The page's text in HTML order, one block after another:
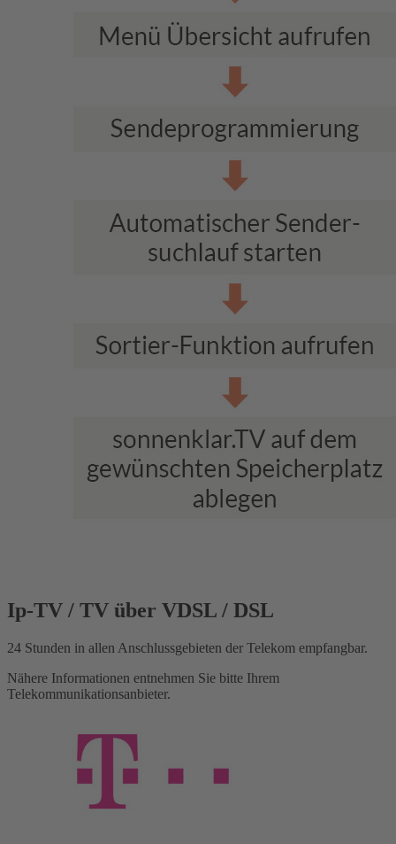
Ip-TV / TV über VDSL / DSL
24 Stunden in allen Anschlussgebieten der Telekom empfangbar.
Nähere Informationen entnehmen Sie bitte Ihrem
Telekommunikationsanbieter.